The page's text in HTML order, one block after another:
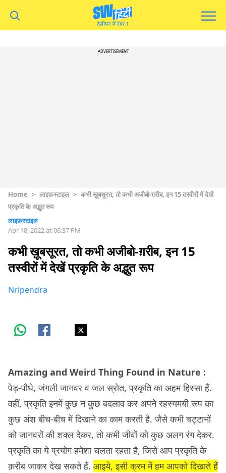
ADVERTISEMENT
Home > लाइफ़स्टाइल > कभी ख़ूबसूरत, तो कभी अजीबो-ग़रीब, इन 15 तस्वीरों में देखें
प्रकृति के अद्भुत रूप
लाइफ़स्टाइल
Apr 18, 2022 at 06:37 PM
कभी ख़ूबसूरत, तो कभी अजीबो-ग़रीब, इन 15
तस्वीरों में देखें प्रकृति के अद्भुत रूप
Nripendra
Amazing and Weird Thing Found in Nature :
पेड़-पौधे, जंगली जानवर व जल स्रोत, प्रकृति का अहम हिस्सा हैं.
वहीं, प्रकृति इनमें कुछ न कुछ बदलाव कर अपने रहस्यमयी रूप का
कुछ अंश बीच-बीच में दिखाने का काम करती है. जैसे कभी चट्टानों
को जानवरों की शक्ल देकर, तो कभी जीवों को कुछ अलग रंग देकर.
प्रकृति का ये प्रयोग हमेशा चलता रहता है, जिसे आप प्रकृति के
क़रीब जाकर देख सकते हैं. आइये, इसी क्रम में हम आपको दिखाते हैं